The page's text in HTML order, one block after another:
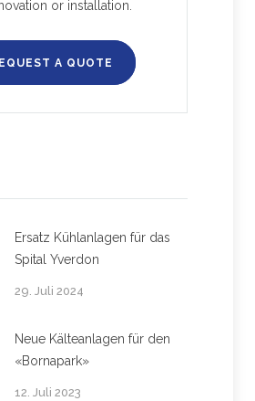
or installation.
A QUOTE
Ersatz Kühlanlagen für das
Spital Yverdon
29. Juli 2024
Neue Kälteanlagen für den
«Bornapark»
12. Juli 2023